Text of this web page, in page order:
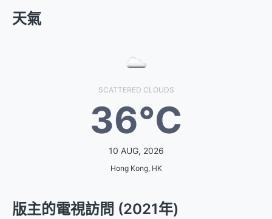
天氣
SCATTERED CLOUDS
36°C
10 AUG, 2026
Hong Kong, HK
版主的電視訪問 (2021年)